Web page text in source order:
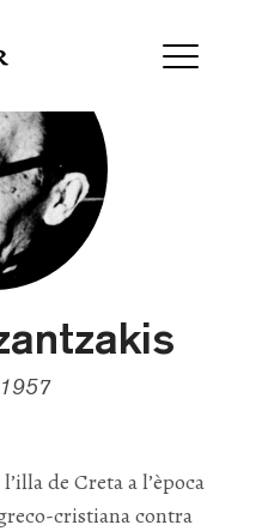
de Creta a l’època
cristiana contra